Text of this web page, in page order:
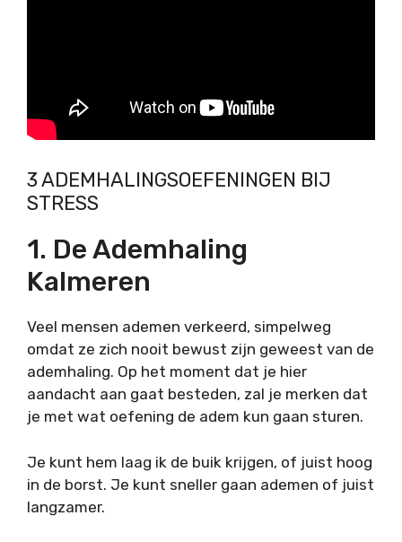
3 ADEMHALINGSOEFENINGEN BIJ
STRESS
1. De Ademhaling
Kalmeren
Veel mensen ademen verkeerd, simpelweg
omdat ze zich nooit bewust zijn geweest van de
ademhaling. Op het moment dat je hier
aandacht aan gaat besteden, zal je merken dat
je met wat oefening de adem kun gaan sturen.
Je kunt hem laag ik de buik krijgen, of juist hoog
in de borst. Je kunt sneller gaan ademen of juist
langzamer.